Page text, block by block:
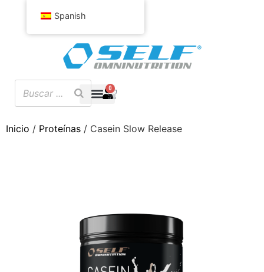
0
Inicio / Proteínas / Casein Slow Release
Spanish